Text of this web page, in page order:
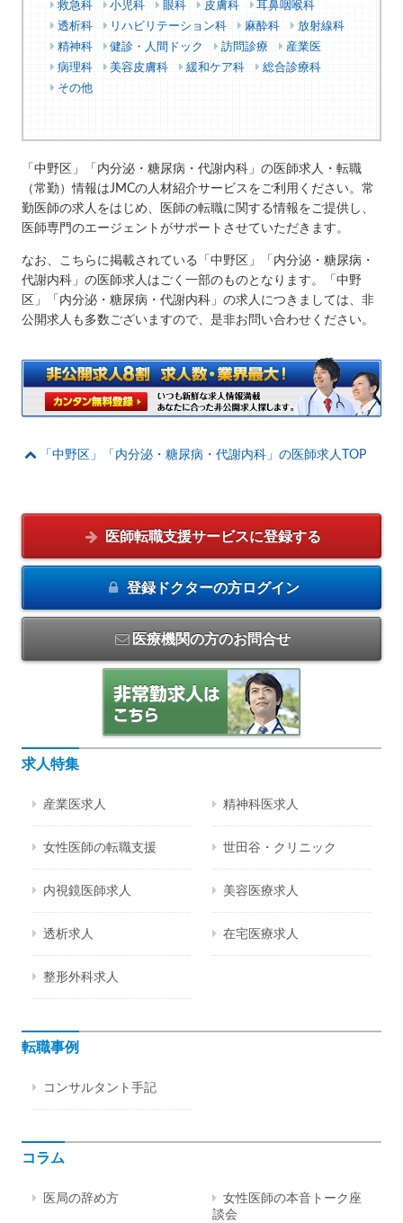
救急科 小児科 眼科 皮膚科
耳鼻咽喉科
透析科
リハビリテーション科 麻酔科
放射線科
精神科
健診・人間ドック 訪問診療
産業医
病理科
美容皮膚科 緩和ケア科
総合診療科
その他
「中野区」「内分泌・糖尿病・代謝内科」の医師求人・転職
（常勤）情報はJMCの人材紹介サービスをご利用ください。常
勤医師の求人をはじめ、医師の転職に関する情報をご提供し、
医師専門のエージェントがサポートさせていただきます。
なお、こちらに掲載されている「中野区」「内分泌・糖尿病・
代謝内科」の医師求人はごく一部のものとなります。「中野
区」「内分泌・糖尿病・代謝内科」の求人につきましては、非
公開求人も多数ございますので、是非お問い合わせください。
「中野区」「内分泌・糖尿病・代謝内科」の医師求人TOP
医師転職支援サービスに登録する
登録ドクターの方ログイン
医療機関の方のお問合せ
求人特集
産業医求人 精神科医求人
女性医師の転職支援 世田谷・クリニック
内視鏡医師求人 美容医療求人
透析求人 在宅医療求人
整形外科求人
転職事例
コンサルタント手記
コラム
医局の辞め方
女性医師の本音トーク座
談会